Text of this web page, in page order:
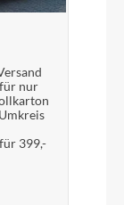
nur
399,-